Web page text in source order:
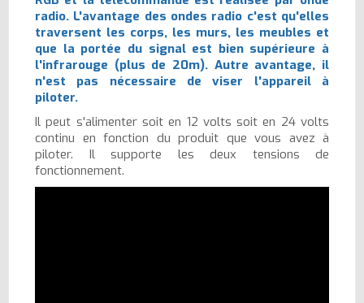
radio. L'avantage des ondes radio c'est qu'elles
traversent les corps, les murs, les meubles et
que la portée du signal est bien supérieure à
l'infrarouge (plus de 20m). Autre avantage, il
n'est pas nécessaire de viser l'appareil à
piloter.
Il peut s'alimenter soit en 12 volts soit en 24 volts
continu en fonction du produit que vous avez à
piloter. Il supporte les deux tensions de
fonctionnement.